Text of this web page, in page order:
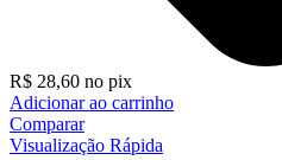
R$ 28,60 no pix
Adicionar ao carrinho
Comparar
Visualização Rápida